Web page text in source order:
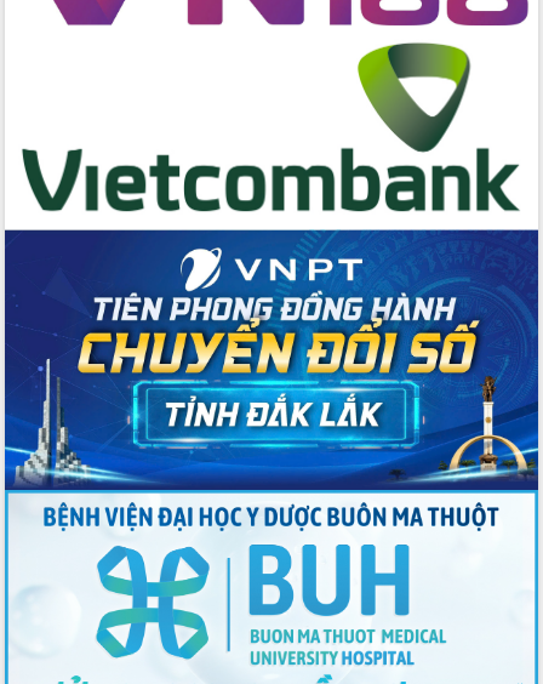
chuyển đổi số cho cán bộ, công chức
Đẩy mạnh cải cách hành chính, quyết
tâm đạt được mục tiêu tăng trưởng
hai con số trong năm 2026
Tổ chức trang trọng Lễ hội Đền thờ
Lương Văn Chánh năm 2026
Phó Bí thư Tỉnh ủy Đắk Lắk Đỗ Hữu
Huy giữ chức Bí thư Đảng ủy Ủy Ban
Nhân dân tỉnh
Bệnh án điện tử thúc đẩy chuyển đổi
số y tế tại Đắk Lắk
Chuyển đổi số thư viện: Mở rộng
không gian tri thức trong thời đại số
Đánh giá, rút kinh nghiệm công tác tổ
chức diễn tập trước ngày bầu cử
Chương trình “Gặp gỡ hữu nghị –
Friendship Meeting New Year 2026”
Bầu cử Quốc hội và HĐND: Cử tri Đắk
Lắk gửi gắm niềm tin, kỳ vọng vào lá
Đắk Lắk sẵn sàng các điều kiện cho